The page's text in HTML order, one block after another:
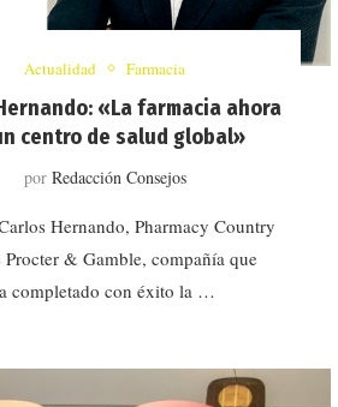
Actualidad Farmacia
«La farmacia ahora
centro de salud global»
por Redacción Consejos
Hernando, Pharmacy Country
Procter & Gamble, compañía que
completado con éxito la …